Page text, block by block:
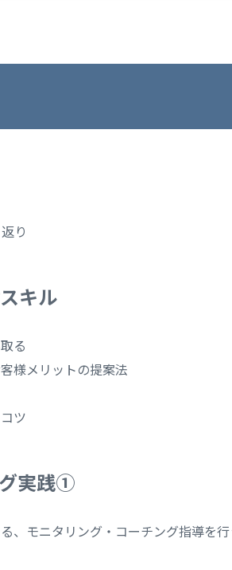
り
キル
る
様メリットの提案法
ツ
実践①
、モニタリング・コーチング指導を行